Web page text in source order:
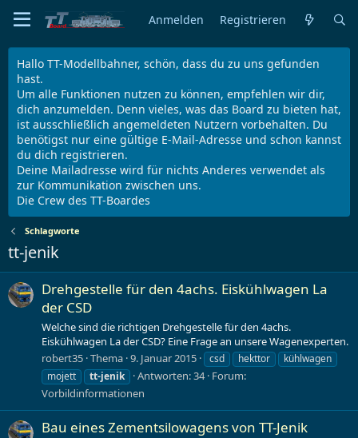
Anmelden Registrieren
Hallo TT-Modellbahner, schön, dass du zu uns gefunden
hast.
Um alle Funktionen nutzen zu können, empfehlen wir dir,
dich anzumelden. Denn vieles, was das Board zu bieten hat,
ist ausschließlich angemeldeten Nutzern vorbehalten. Du
benötigst nur eine gültige E-Mail-Adresse und schon kannst
du dich registrieren.
Deine Mailadresse wird für nichts Anderes verwendet als
zur Kommunikation zwischen uns.
Die Crew des TT-Boardes
Schlagworte
tt-jenik
Drehgestelle für den 4achs. Eiskühlwagen La
der CSD
Welche sind die richtigen Drehgestelle für den 4achs.
Eiskühlwagen La der CSD? Eine Frage an unsere Wagenexperten.
robert35 Thema 9. Januar 2015 csd hekttor
kühlwagen
mojett
tt-jenik Antworten: 34 Forum:
Vorbildinformationen
Bau eines Zementsilowagens von TT-Jenik